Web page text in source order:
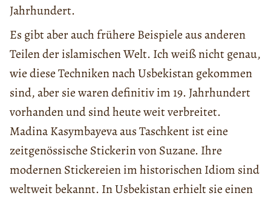
Jahrhundert.
Es gibt aber auch frühere Beispiele aus anderen
Teilen der islamischen Welt. Ich weiß nicht genau,
wie diese Techniken nach Usbekistan gekommen
sind, aber sie waren definitiv im 19. Jahrhundert
vorhanden und sind heute weit verbreitet.
Madina Kasymbayeva aus Taschkent ist eine
zeitgenössische Stickerin von Suzane. Ihre
modernen Stickereien im historischen Idiom sind
weltweit bekannt. In Usbekistan erhielt sie einen